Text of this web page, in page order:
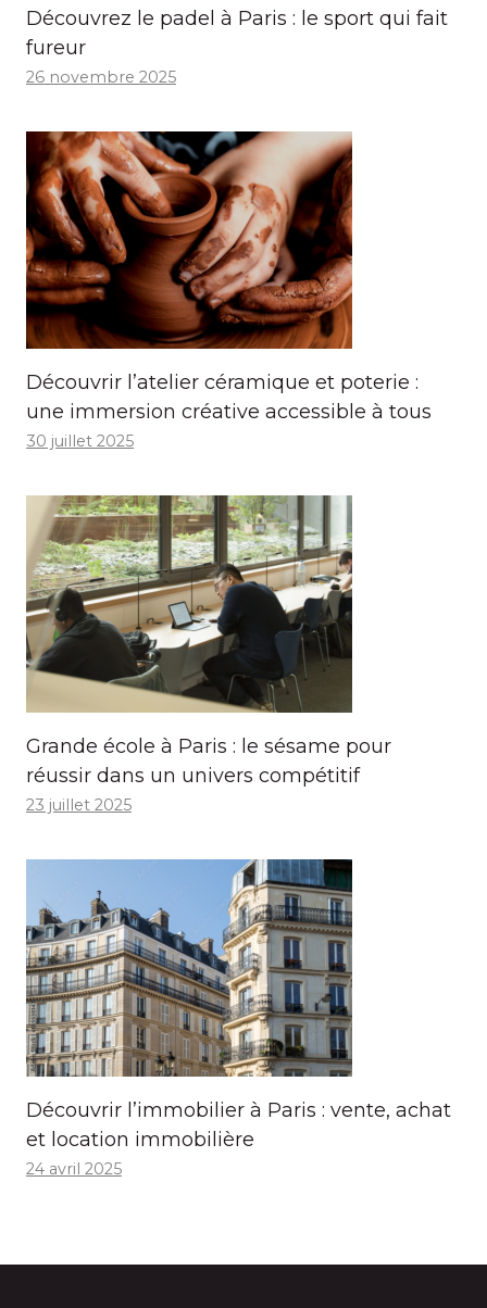
Découvrez le padel à Paris : le sport qui fait
fureur
26 novembre 2025
Découvrir l’atelier céramique et poterie :
une immersion créative accessible à tous
30 juillet 2025
Grande école à Paris : le sésame pour
réussir dans un univers compétitif
23 juillet 2025
Découvrir l’immobilier à Paris : vente, achat
et location immobilière
24 avril 2025